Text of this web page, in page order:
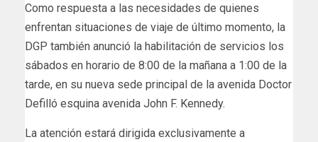
Como respuesta a las necesidades de quienes
enfrentan situaciones de viaje de último momento, la
DGP también anunció la habilitación de servicios los
sábados en horario de 8:00 de la mañana a 1:00 de la
tarde, en su nueva sede principal de la avenida Doctor
Defilló esquina avenida John F. Kennedy.
La atención estará dirigida exclusivamente a